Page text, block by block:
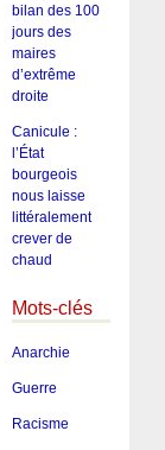
bilan des 100
jours des
maires
d’extrême
droite
Canicule :
l’État
bourgeois
nous laisse
littéralement
crever de
chaud
Mots-clés
Anarchie
Guerre
Racisme